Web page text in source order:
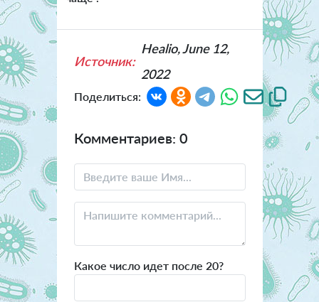
Источник:
Healio, June 12,
2022
Поделиться:
Комментариев: 0
Какое число идет после 20?